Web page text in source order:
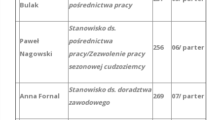
Bulak pośrednictwa pracy
Paweł
Nagowski
Stanowisko ds.
pośrednictwa
pracy/Zezwolenie pracy
sezonowej cudzoziemcy
256 06/ parter
Anna Fornal
Stanowisko ds. doradztwa
zawodowego
269 07/ parter